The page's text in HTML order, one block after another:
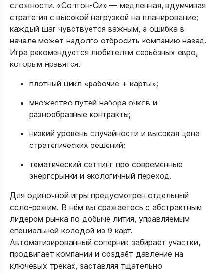
сложности. «Солтон-Си» — медленная, вдумчивая
стратегия с высокой нагрузкой на планирование;
каждый шаг чувствуется важным, а ошибка в
начале может надолго отбросить компанию назад.
Игра рекомендуется любителям серьёзных евро,
которым нравятся:​
плотный цикл «рабочие + карты»;
множество путей набора очков и
разнообразные контракты;
низкий уровень случайности и высокая цена
стратегических решений;
тематический сеттинг про современные
энергорынки и экологичный переход.​
Для одиночной игры предусмотрен отдельный
соло‑режим. В нём вы сражаетесь с абстрактным
лидером рынка по добыче лития, управляемым
специальной колодой из 9 карт.
Автоматизированный соперник забирает участки,
продвигает компании и создаёт давление на
ключевых треках, заставляя тщательно